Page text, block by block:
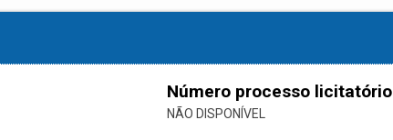
Número processo licitatório
NÃO DISPONÍVEL